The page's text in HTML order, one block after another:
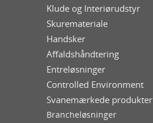
Klude og Interiørudstyr
Skuremateriale
Handsker
Affaldshåndtering
Entreløsninger
Controlled Environment
Svanemærkede produkter
Brancheløsninger